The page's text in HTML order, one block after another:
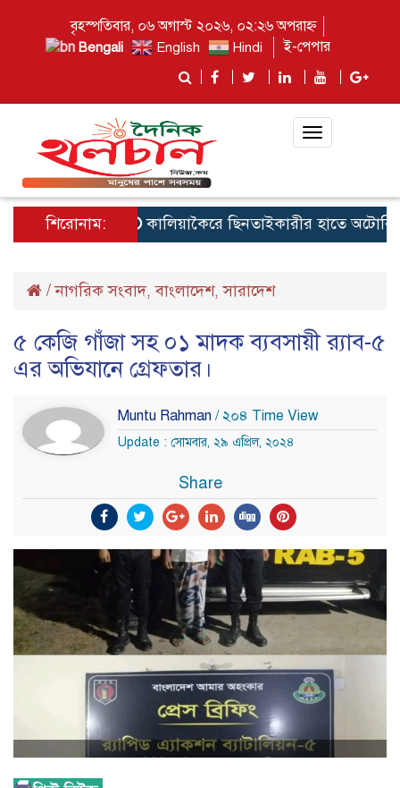
বৃহস্পতিবার, ০৬ অগাস্ট ২০২৬, ০২:২৬ অপরাহ্ন
Bengali English Hindi ই-পেপার
Toggle
শিরোনাম: কালিয়াকৈরে ছিনতাইকারীর হাতে
/নাগরিক সংবাদ,বাংলাদেশ,সারাদেশ
৫ কেজি গাঁজা সহ ০১ মাদক ব্যবসায়ী র‌্যাব-৫
এর অভিযানে গ্রেফতার।
Muntu Rahman / ২০৪ Time View
Update : সোমবার, ২৯ এপ্রিল, ২০২৪
Share